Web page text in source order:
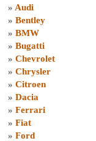
» Audi
» Bentley
» BMW
» Bugatti
» Chevrolet
» Chrysler
» Citroen
» Dacia
» Ferrari
» Fiat
» Ford